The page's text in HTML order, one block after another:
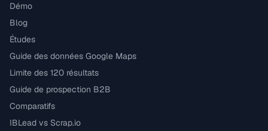
Démo
Blog
Études
Guide des données Google Maps
Limite des 120 résultats
Guide de prospection B2B
Comparatifs
IBLead vs Scrap.io